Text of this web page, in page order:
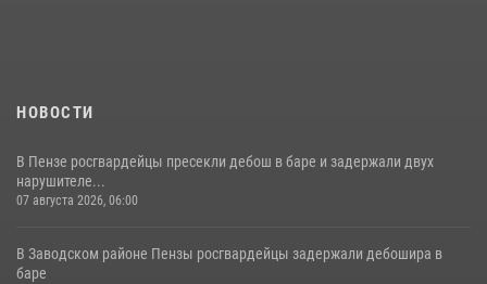
НОВОСТИ
В Пензе росгвардейцы пресекли дебош в баре и задержали двух
нарушителе...
07 августа 2026, 06:00
В Заводском районе Пензы росгвардейцы задержали дебошира в
баре